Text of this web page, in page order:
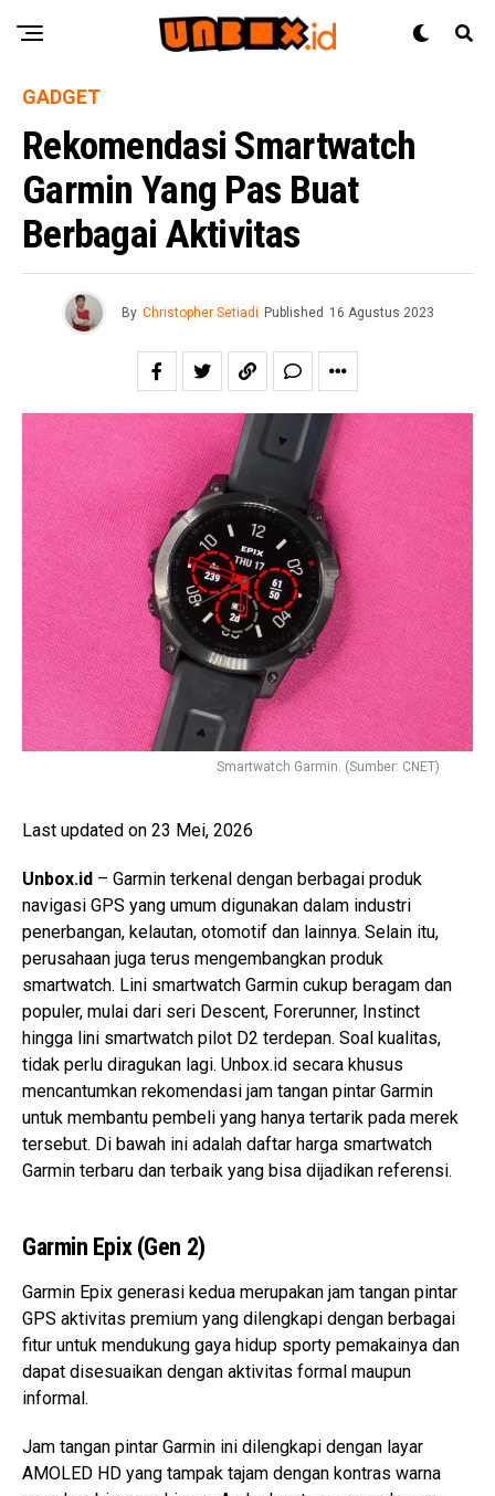
GADGET
Rekomendasi Smartwatch
Garmin Yang Pas Buat
Berbagai Aktivitas
By Christopher Setiadi Published 16 Agustus 2023
Smartwatch Garmin. (Sumber: CNET)
Last updated on 23 Mei, 2026
Unbox.id – Garmin terkenal dengan berbagai produk
navigasi GPS yang umum digunakan dalam industri
penerbangan, kelautan, otomotif dan lainnya. Selain itu,
perusahaan juga terus mengembangkan produk
smartwatch. Lini smartwatch Garmin cukup beragam dan
populer, mulai dari seri Descent, Forerunner, Instinct
hingga lini smartwatch pilot D2 terdepan. Soal kualitas,
tidak perlu diragukan lagi. Unbox.id secara khusus
mencantumkan rekomendasi jam tangan pintar Garmin
untuk membantu pembeli yang hanya tertarik pada merek
tersebut. Di bawah ini adalah daftar harga smartwatch
Garmin terbaru dan terbaik yang bisa dijadikan referensi.
Garmin Epix (Gen 2)
Garmin Epix generasi kedua merupakan jam tangan pintar
GPS aktivitas premium yang dilengkapi dengan berbagai
fitur untuk mendukung gaya hidup sporty pemakainya dan
dapat disesuaikan dengan aktivitas formal maupun
informal.
Jam tangan pintar Garmin ini dilengkapi dengan layar
AMOLED HD yang tampak tajam dengan kontras warna